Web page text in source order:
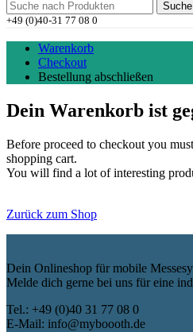
Suche
+49 (0)40-31 77 08 0
Warenkorb
Checkout
Bestellung abschließen
Dein Warenkorb ist
Before proceed to checkout you
shopping cart.
You will find a lot of interesting
Zurück zum Shop
Dein Onlineshop für mobile
Melde dich gerne bei uns für eine
Tel.: +49 (0)40 31 77 08 0
E-Mail: info@myboooth.de